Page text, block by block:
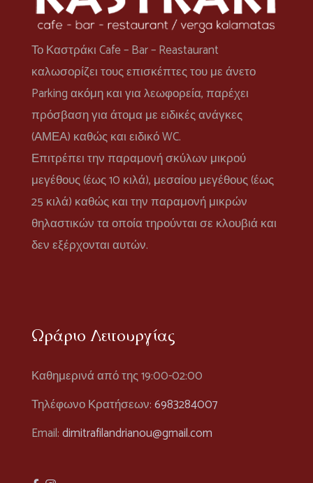
Το Καστράκι Cafe – Bar – Reastaurant
καλωσορίζει τους επισκέπτες του με άνετο
Parking ακόμη και για λεωφορεία, παρέχει
πρόσβαση για άτομα με ειδικές ανάγκες
(ΑΜΕΑ) καθώς και ειδικό WC.
Επιτρέπει την παραμονή σκύλων μικρού
μεγέθους (έως 10 κιλά), μεσαίου μεγέθους (έως
25 κιλά) καθώς και την παραμονή μικρών
θηλαστικών τα οποία τηρούνται σε κλουβιά και
δεν εξέρχονται αυτών.
Ωράριο Λειτουργίας
Καθημερινά από της 19:00-02:00
Τηλέφωνο Κρατήσεων:6983284007
Email:dimitrafilandrianou@gmail.com